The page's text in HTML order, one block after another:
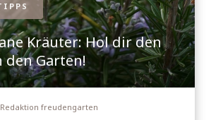
Kräuter: Hol dir den
Garten!
Redaktion freudengarten